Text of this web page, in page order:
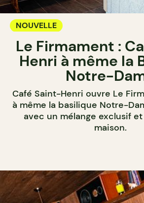
NOUVELLE
Le Firmament :
Henri à même la
Notre-
Café Saint-Henri ouvre Le
à même la basilique Notre-
avec un mélange exclusif
maison.